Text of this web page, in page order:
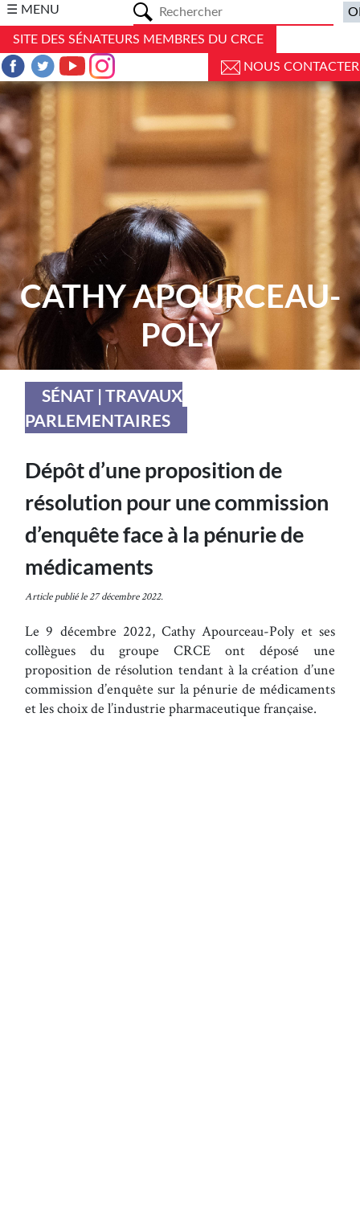
☰ MENU
SITE DES SÉNATEURS MEMBRES DU CRCE
NOUS CONTACTER
CATHY APOURCEAU-
POLY
SÉNAT | TRAVAUX
PARLEMENTAIRES
Dépôt d’une proposition de
résolution pour une commission
d’enquête face à la pénurie de
médicaments
Article publié le 27 décembre 2022.
Le 9 décembre 2022, Cathy Apourceau-Poly et ses
collègues du groupe CRCE ont déposé une
proposition de résolution tendant à la création d’une
commission d’enquête sur la pénurie de médicaments
et les choix de l’industrie pharmaceutique française.